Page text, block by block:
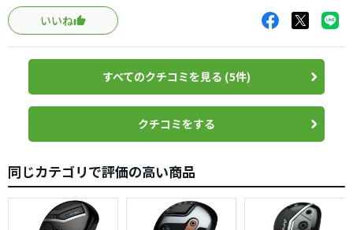
21,24を買い足し、気持ちよくラウンドを楽しんでます。
いいね
すべてのクチコミを見る (5件)
クチコミをする
同じカテゴリで評価の高い商品